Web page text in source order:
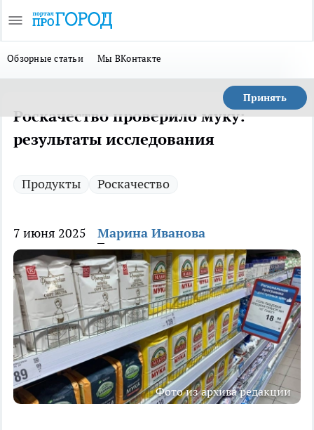
Обзорные статьи Мы ВКонтакте
Принять
Роскачество проверило муку:
результаты исследования
Продукты Роскачество
7 июня 2025 Марина Иванова
Фото из архива редакции